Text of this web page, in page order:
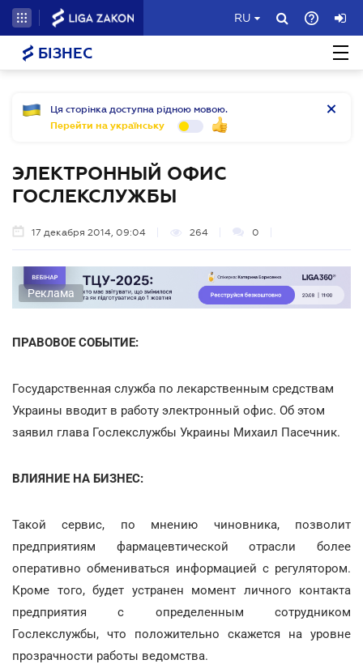
RU
БІЗНЕС
Ця сторінка доступна рідною мовою.
Перейти на українську
ЭЛЕКТРОННЫЙ ОФИС
ГОСЛЕКСЛУЖБЫ
17 декабря 2014, 09:04 264 0
Реклама
ПРАВОВОЕ СОБЫТИЕ:
Государственная служба по лекарственным средствам
Украины вводит в работу электронный офис. Об этом
заявил глава Гослекслужбы Украины Михаил Пасечник.
ВЛИЯНИЕ НА БИЗНЕС:
Такой сервис, по мнению чиновника, позволит
предприятиям фармацевтической отрасли более
оперативно обмениваться информацией с регулятором.
Кроме того, будет устранен момент личного контакта
предприятия с определенным сотрудником
Гослекслужбы, что положительно скажется на уровне
прозрачности работы ведомства.